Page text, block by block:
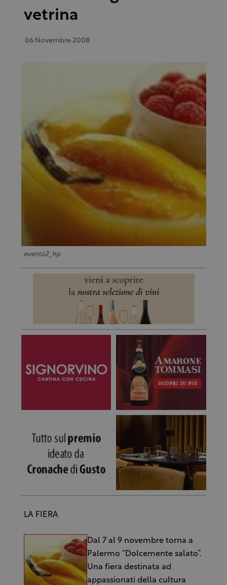
vetrina
06 Novembre 2008
evento2_hp
LA FIERA
Dal 7 al 9 novembre torna a
Palermo “Dolcemente salato”.
Una fiera destinata ad
appassionati della cultura